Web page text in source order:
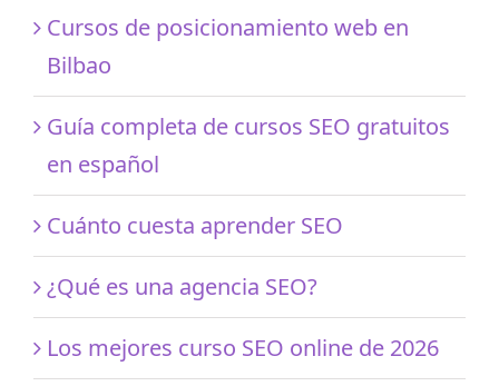
Cursos de posicionamiento web en
Bilbao
Guía completa de cursos SEO gratuitos
en español
Cuánto cuesta aprender SEO
¿Qué es una agencia SEO?
Los mejores curso SEO online de 2026